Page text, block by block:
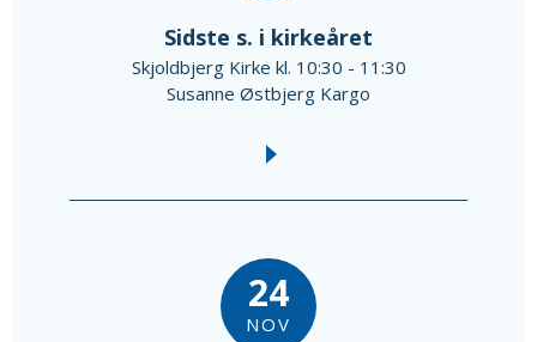
Sidste s. i kirkeåret
Skjoldbjerg Kirke kl. 10:30 - 11:30
Susanne Østbjerg Kargo
24
NOV